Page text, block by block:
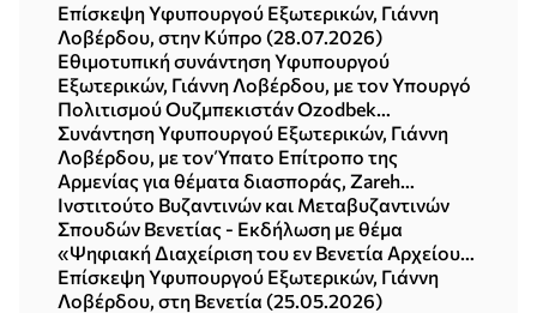
Επίσκεψη Υφυπουργού Εξωτερικών, Γιάννη
Λοβέρδου, στην Κύπρο (28.07.2026)
Εθιμοτυπική συνάντηση Υφυπουργού
Εξωτερικών, Γιάννη Λοβέρδου, με τον Υπουργό
Πολιτισμού Ουζμπεκιστάν Ozodbek
Nazarbekov (15.07.2026)
Συνάντηση Υφυπουργού Εξωτερικών, Γιάννη
Λοβέρδου, με τον Ύπατο Επίτροπο της
Αρμενίας για θέματα διασποράς, Zareh
Sinanyan (Αθήνα, 24.06.2026)
Ινστιτούτο Βυζαντινών και Μεταβυζαντινών
Σπουδών Βενετίας - Εκδήλωση με θέμα
«Ψηφιακή Διαχείριση του εν Βενετία Αρχείου
του Ελληνικού Ινστιτούτου Βυζαντινών και
Μεταβυζαντινών Σπουδών» (25.05.2026)
Επίσκεψη Υφυπουργού Εξωτερικών, Γιάννη
Λοβέρδου, στη Βενετία (25.05.2026)